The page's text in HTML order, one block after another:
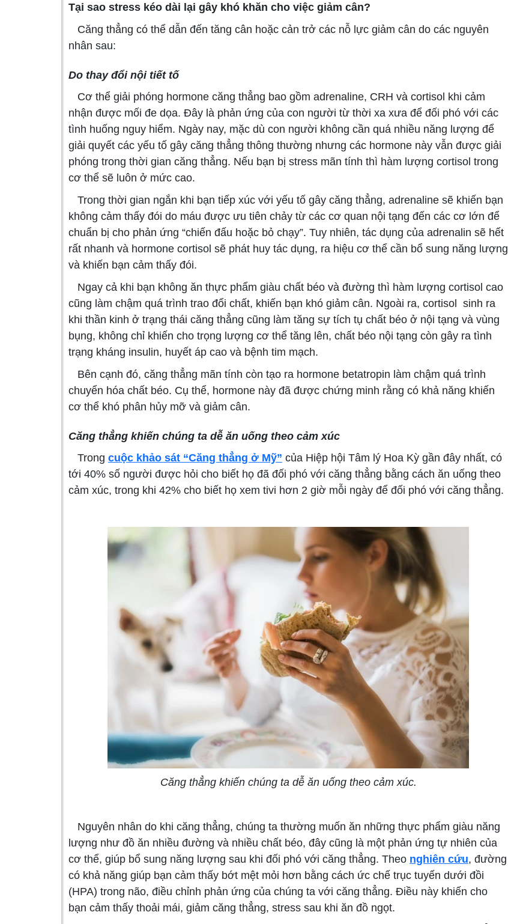
Tại sao stress kéo dài lại gây khó khăn cho việc giảm cân?
Căng thẳng có thể dẫn đến tăng cân hoặc cản trở các nỗ lực giảm cân do các nguyên
nhân sau:
Do thay đổi nội tiết tố
Cơ thể giải phóng hormone căng thẳng bao gồm adrenaline, CRH và cortisol khi cảm
nhận được mối đe dọa. Đây là phản ứng của con người từ thời xa xưa để đối phó với các
tình huống nguy hiểm. Ngày nay, mặc dù con người không cần quá nhiều năng lượng để
giải quyết các yếu tố gây căng thẳng thông thường nhưng các hormone này vẫn được giải
phóng trong thời gian căng thẳng. Nếu bạn bị stress mãn tính thì hàm lượng cortisol trong
cơ thể sẽ luôn ở mức cao.
Trong thời gian ngắn khi bạn tiếp xúc với yếu tố gây căng thẳng, adrenaline sẽ khiến bạn
không cảm thấy đói do máu được ưu tiên chảy từ các cơ quan nội tạng đến các cơ lớn để
chuẩn bị cho phản ứng “chiến đấu hoặc bỏ chạy”. Tuy nhiên, tác dụng của adrenalin sẽ hết
rất nhanh và hormone cortisol sẽ phát huy tác dụng, ra hiệu cơ thể cần bổ sung năng lượng
và khiến bạn cảm thấy đói.
Ngay cả khi bạn không ăn thực phẩm giàu chất béo và đường thì hàm lượng cortisol cao
cũng làm chậm quá trình trao đổi chất, khiến bạn khó giảm cân. Ngoài ra, cortisol sinh ra
khi thần kinh ở trạng thái căng thẳng cũng làm tăng sự tích tụ chất béo ở nội tạng và vùng
bụng, không chỉ khiến cho trọng lượng cơ thể tăng lên, chất béo nội tạng còn gây ra tình
trạng kháng insulin, huyết áp cao và bệnh tim mạch.
Bên cạnh đó, căng thẳng mãn tính còn tạo ra hormone betatropin làm chậm quá trình
chuyển hóa chất béo. Cụ thể, hormone này đã được chứng minh rằng có khả năng khiến
cơ thể khó phân hủy mỡ và giảm cân.
Căng thẳng khiến chúng ta dễ ăn uống theo cảm xúc
Trong cuộc khảo sát “Căng thẳng ở Mỹ” của Hiệp hội Tâm lý Hoa Kỳ gần đây nhất, có
tới 40% số người được hỏi cho biết họ đã đối phó với căng thẳng bằng cách ăn uống theo
cảm xúc, trong khi 42% cho biết họ xem tivi hơn 2 giờ mỗi ngày để đối phó với căng thẳng.
Căng thẳng khiến chúng ta dễ ăn uống theo cảm xúc.
Nguyên nhân do khi căng thẳng, chúng ta thường muốn ăn những thực phẩm giàu năng
lượng như đồ ăn nhiều đường và nhiều chất béo, đây cũng là một phản ứng tự nhiên của
cơ thể, giúp bổ sung năng lượng sau khi đối phó với căng thẳng. Theo nghiên cứu, đường
có khả năng giúp bạn cảm thấy bớt mệt mỏi hơn bằng cách ức chế trục tuyến dưới đồi
(HPA) trong não, điều chỉnh phản ứng của chúng ta với căng thẳng. Điều này khiến cho
bạn cảm thấy thoải mái, giảm căng thẳng, stress sau khi ăn đồ ngọt.